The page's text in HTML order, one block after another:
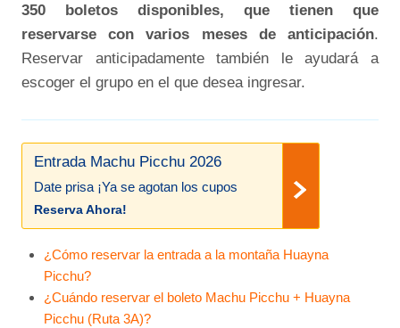
350 boletos disponibles, que tienen que
reservarse con varios meses de anticipación.
Reservar anticipadamente también le ayudará a
escoger el grupo en el que desea ingresar.
Entrada Machu Picchu 2026
Date prisa ¡Ya se agotan los cupos
Reserva Ahora!
¿Cómo reservar la entrada a la montaña Huayna
Picchu?
¿Cuándo reservar el boleto Machu Picchu + Huayna
Picchu (Ruta 3A)?